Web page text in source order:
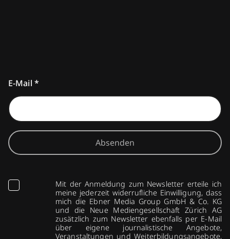
E-Mail *
Absenden
Mit der Anmeldung zum Newsletter erteile ich
meine jederzeit widerrufliche Einwilligung, dass
mich die Ebner Media Group GmbH & Co. KG
und die Neue Mediengesellschaft Zürich AG
zusätzlich zum Newsletter ebenfalls per E-Mail
über eigene journalistische Angebote,
Veranstaltungen und Weiterbildungsangebote,